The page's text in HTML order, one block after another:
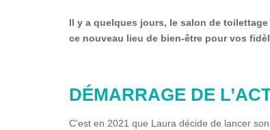
Il y a quelques jours, le salon de
ce nouveau lieu de bien-être pour vos
DÉMARRAGE DE
C’est en 2021 que Laura décide de lancer